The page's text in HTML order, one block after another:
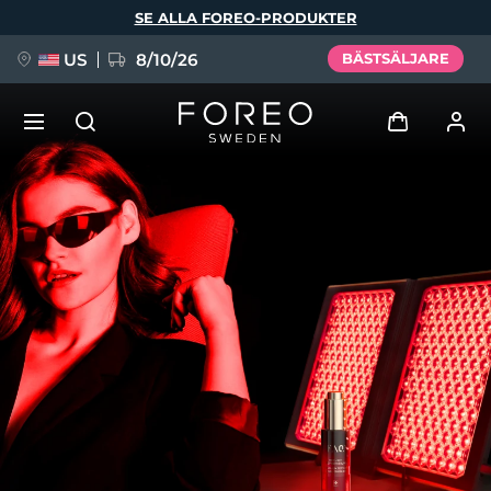
SE ALLA FOREO-PRODUKTER
US 8/10/26 BÄSTSÄLJARE
Mina enheter
Mina beställningar
Mina adresser
Mina prenumerationer
NYHET
FAQ™ Pure Beauty-Tech Elixir
BREAKING NEWS
issa™ Teeth Whitening Set
Språk
English Deutsch
Español
Français
Italiano
Português
Polski
Svenska
Русский
Türkçe
简体中文 繁體中文